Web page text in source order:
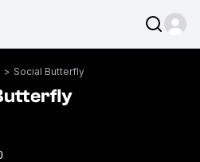
> Social Butterfly